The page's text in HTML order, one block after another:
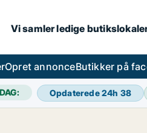
Vi samler ledige
Opret annonceButikker på
Opdaterede 24h 38